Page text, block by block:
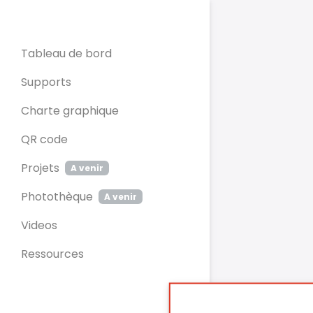
Tableau de bord
Supports
Charte graphique
QR code
Projets
A venir
Photothèque A venir
Videos
Ressources